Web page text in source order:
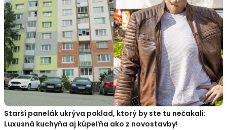
Starší panelák ukrýva poklad, ktorý by ste tu nečakali:
Luxusná kuchyňa aj kúpeľňa ako z novostavby!